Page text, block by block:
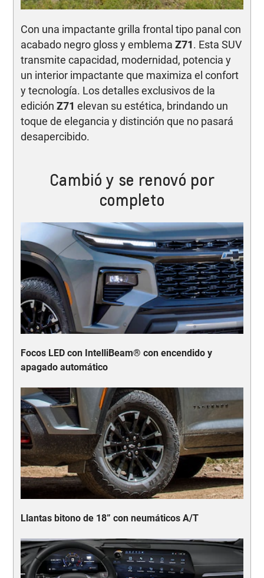
Con una impactante grilla frontal tipo panal con
acabado negro gloss y emblema Z71. Esta SUV
transmite capacidad, modernidad, potencia y
un interior impactante que maximiza el confort
y tecnología. Los detalles exclusivos de la
edición Z71 elevan su estética, brindando un
toque de elegancia y distinción que no pasará
desapercibido.
Cambió y se renovó por
completo
Focos LED con IntelliBeam® con encendido y
apagado automático
Llantas bitono de 18” con neumáticos A/T